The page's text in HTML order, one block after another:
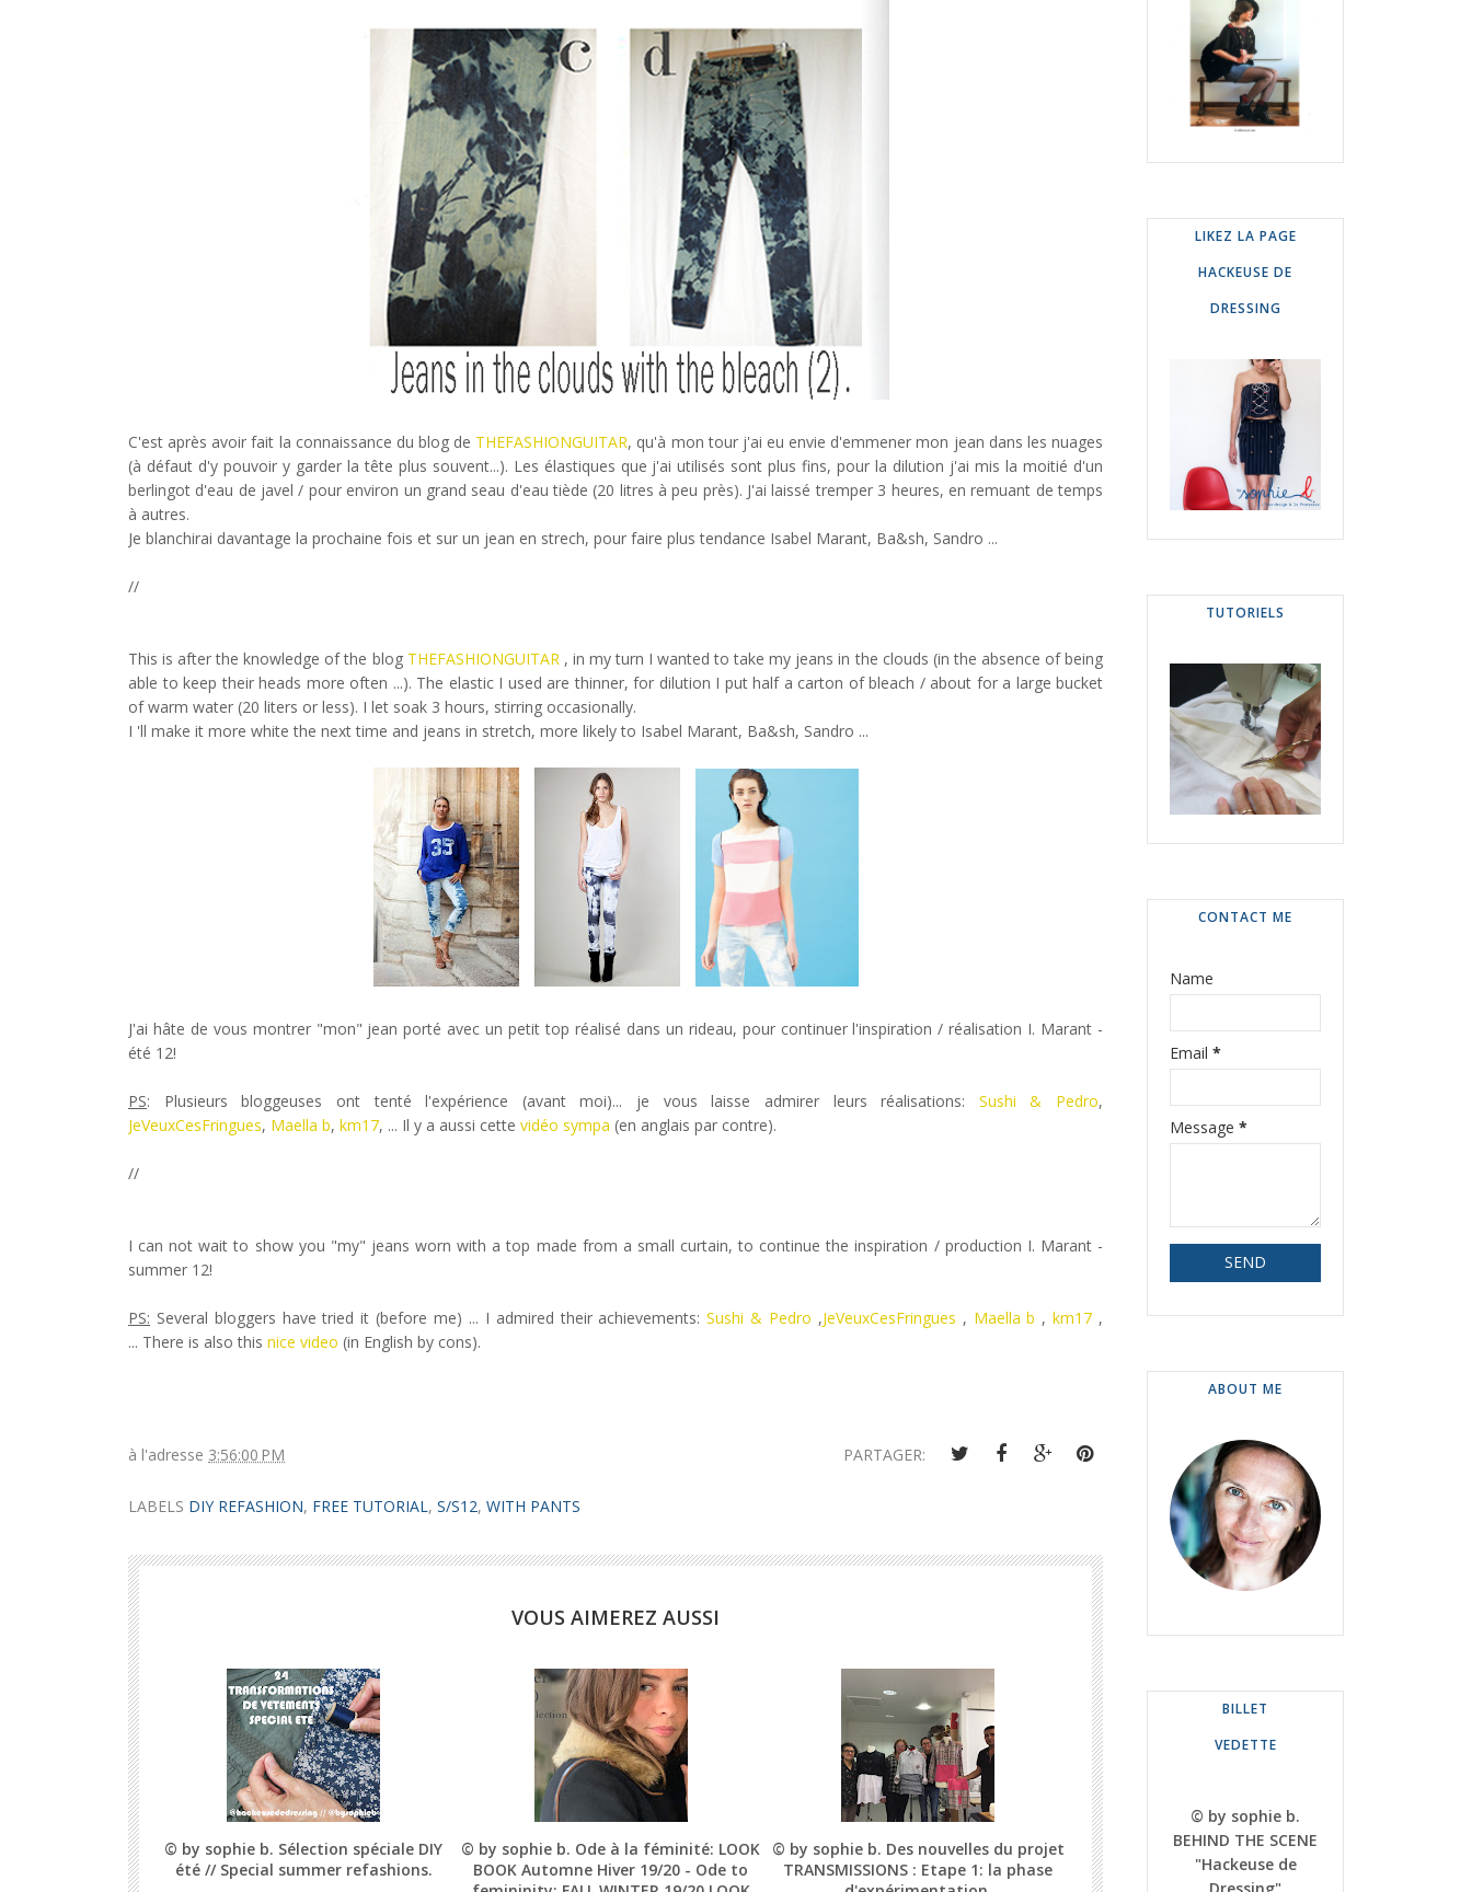
C'est après avoir fait la connaissance du blog de THEFASHIONGUITAR, qu'à mon tour j'ai eu envie d'emmener mon jean dans les nuages
(à défaut d'y pouvoir y garder la tête plus souvent...). Les élastiques que j'ai utilisés sont plus fins, pour la dilution j'ai mis la moitié d'un
berlingot d'eau de javel / pour environ un grand seau d'eau tiède (20 litres à peu près). J'ai laissé tremper 3 heures, en remuant de temps
à autres.
Je blanchirai davantage la prochaine fois et sur un jean en strech, pour faire plus tendance Isabel Marant, Ba&sh, Sandro ...
//
This is after the knowledge of the blog THEFASHIONGUITAR, in my turn I wanted to take my jeans in the clouds (in the absence of being
able to keep their heads more often ...). The elastic I used are thinner, for dilution I put half a carton of bleach / about for a large bucket
of warm water (20 liters or less). I let soak 3 hours, stirring occasionally.
I 'll make it more white the next time and jeans in stretch, more likely to Isabel Marant, Ba&sh, Sandro ...
J'ai hâte de vous montrer "mon" jean porté avec un petit top réalisé dans un rideau, pour continuer l'inspiration / réalisation I. Marant -
été 12!
PS: Plusieurs bloggeuses ont tenté l'expérience (avant moi)... je vous laisse admirer leurs réalisations: Sushi & Pedro,
JeVeuxCesFringues, Maella b, km17, ... Il y a aussi cette vidéo sympa (en anglais par contre).
//
I can not wait to show you "my" jeans worn with a top made from a small curtain, to continue the inspiration / production I. Marant -
summer 12!
PS: Several bloggers have tried it (before me) ... I admired their achievements:Sushi & Pedro ,JeVeuxCesFringues , Maella b ,km17 ,
... There is also this nice video (in English by cons).
à l'adresse 3:56:00 PM PARTAGER:
LABELS DIY REFASHION, FREE TUTORIAL, S/S12, WITH PANTS
VOUS AIMEREZ AUSSI
© by sophie b. Sélection spéciale DIY
été // Special summer refashions.
© by sophie b. Ode à la féminité: LOOK
BOOK Automne Hiver 19/20 - Ode to
© by sophie b. Des nouvelles du projet
TRANSMISSIONS : Etape 1: la phase
LIKEZ LA PAGE
HACKEUSE DE
DRESSING
TUTORIELS
CONTACT ME
Name
Email *
Message *
ABOUT ME
BILLET
VEDETTE
© by sophie b.
BEHIND THE SCENE
"Hackeuse de
Dressing"